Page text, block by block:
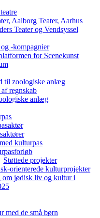
Aalborg Teater, Aarhus
Teater og Vendsyssel
-kompagnier
for Scenekunst
til zoologiske anlæg
regnskab
anlæg
kulturpas
Støttede projekter
orienterede kulturprojekter
om jødisk liv og kultur i
med de små børn